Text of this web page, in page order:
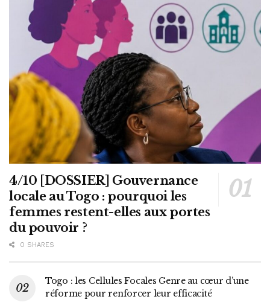
4/10 [DOSSIER] Gouvernance
locale au Togo : pourquoi les
femmes restent-elles aux portes
du pouvoir ?
0 SHARES
Togo : les Cellules Focales Genre au cœur d’une
réforme pour renforcer leur efficacité